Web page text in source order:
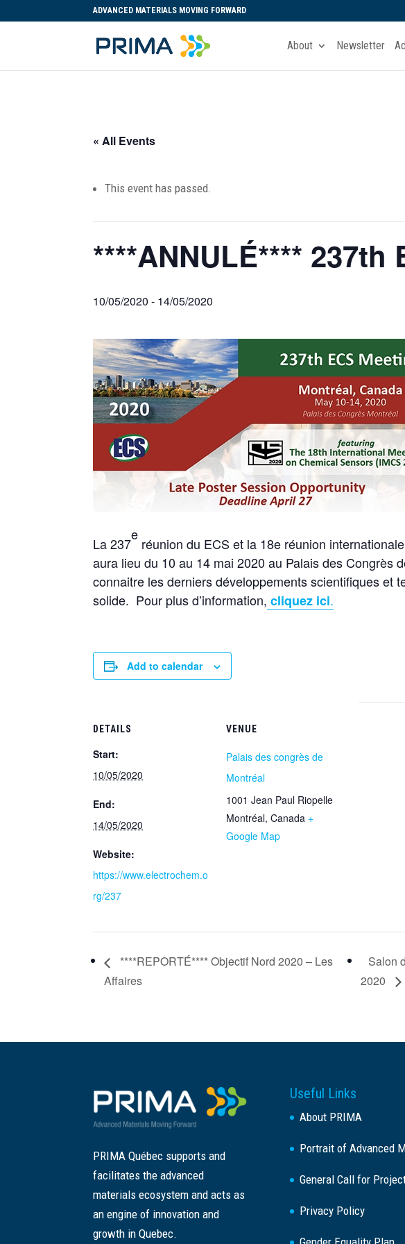
ADVANCED MATERIALS MOVING FORWARD
About Newsletter
« All Events
This event has passed.
****ANNULÉ**** 237th
10/05/2020 - 14/05/2020
La 237
e
réunion du ECS et la 18e réunion
aura lieu du 10 au 14 mai 2020 au Palais des Congrès
connaitre les derniers développements scientifiques et
solide. Pour plus d’information, cliquez ici.
Add to calendar
DETAILS
Start:
10/05/2020
End:
14/05/2020
Website:
https://www.electrochem.o
rg/237
VENUE
Palais des congrès de
Montréal
1001 Jean Paul Riopelle
Montréal, Canada +
Google Map
****REPORTÉ**** Objectif Nord 2020 – Les
Affaires
Salon
2020
PRIMA Québec supports and
facilitates the advanced
materials ecosystem and acts as
an engine of innovation and
growth in Quebec.
Useful Links
About PRIMA
Portrait of Advanced
General Call for
Privacy Policy